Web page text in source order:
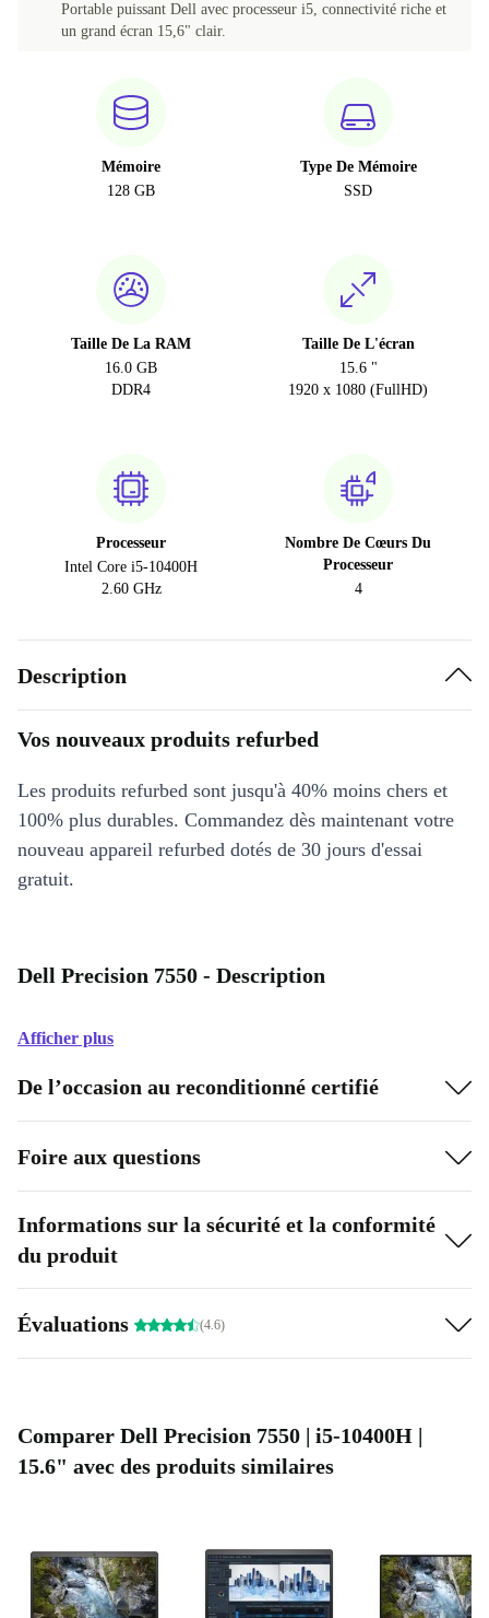
Portable puissant Dell avec processeur i5, connectivité riche et
un grand écran 15,6" clair.
Mémoire
128 GB
Type De Mémoire
SSD
Taille De La RAM
16.0 GB
DDR4
Taille De L'écran
15.6 "
1920 x 1080 (FullHD)
Processeur
Intel Core i5-10400H
2.60 GHz
Nombre De Cœurs Du
Processeur
4
Description
Vos nouveaux produits refurbed
Les produits refurbed sont jusqu'à 40% moins chers et
100% plus durables. Commandez dès maintenant votre
nouveau appareil refurbed dotés de 30 jours d'essai
gratuit.
Dell Precision 7550 - Description
Afficher plus
De l’occasion au reconditionné certifié
Foire aux questions
Informations sur la sécurité et la conformité
du produit
Évaluations (4.6)
Comparer Dell Precision 7550 | i5-10400H |
15.6" avec des produits similaires